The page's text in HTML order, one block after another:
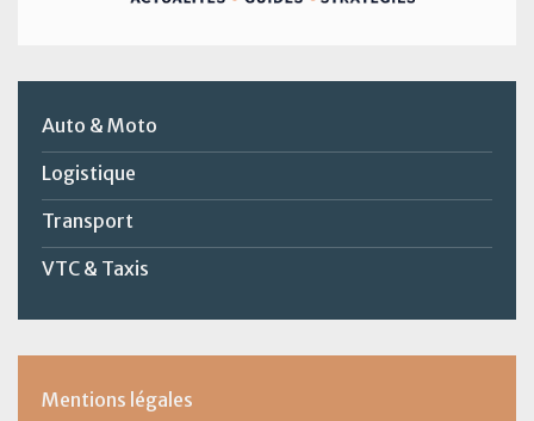
Auto & Moto
Logistique
Transport
VTC & Taxis
Mentions légales